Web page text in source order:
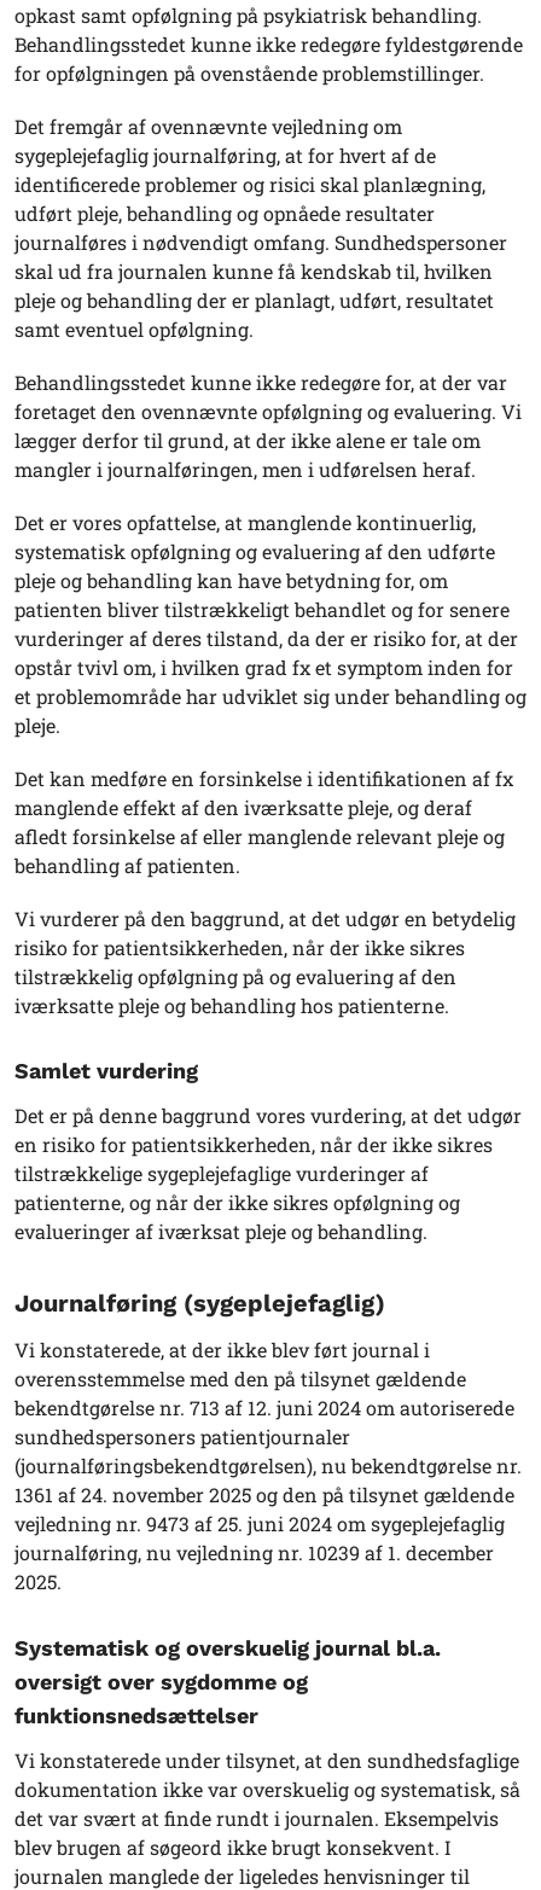
opkast samt opfølgning på psykiatrisk behandling.
Behandlingsstedet kunne ikke redegøre fyldestgørende
for opfølgningen på ovenstående problemstillinger.
Det fremgår af ovennævnte vejledning om
sygeplejefaglig journalføring, at for hvert af de
identificerede problemer og risici skal planlægning,
udført pleje, behandling og opnåede resultater
journalføres i nødvendigt omfang. Sundhedspersoner
skal ud fra journalen kunne få kendskab til, hvilken
pleje og behandling der er planlagt, udført, resultatet
samt eventuel opfølgning.
Behandlingsstedet kunne ikke redegøre for, at der var
foretaget den ovennævnte opfølgning og evaluering. Vi
lægger derfor til grund, at der ikke alene er tale om
mangler i journalføringen, men i udførelsen heraf.
Det er vores opfattelse, at manglende kontinuerlig,
systematisk opfølgning og evaluering af den udførte
pleje og behandling kan have betydning for, om
patienten bliver tilstrækkeligt behandlet og for senere
vurderinger af deres tilstand, da der er risiko for, at der
opstår tvivl om, i hvilken grad fx et symptom inden for
et problemområde har udviklet sig under behandling og
pleje.
Det kan medføre en forsinkelse i identifikationen af fx
manglende effekt af den iværksatte pleje, og deraf
afledt forsinkelse af eller manglende relevant pleje og
behandling af patienten.
Vi vurderer på den baggrund, at det udgør en betydelig
risiko for patientsikkerheden, når der ikke sikres
tilstrækkelig opfølgning på og evaluering af den
iværksatte pleje og behandling hos patienterne.
Samlet vurdering
Det er på denne baggrund vores vurdering, at det udgør
en risiko for patientsikkerheden, når der ikke sikres
tilstrækkelige sygeplejefaglige vurderinger af
patienterne, og når der ikke sikres opfølgning og
evalueringer af iværksat pleje og behandling.
Journalføring (sygeplejefaglig)
Vi konstaterede, at der ikke blev ført journal i
overensstemmelse med den på tilsynet gældende
bekendtgørelse nr. 713 af 12. juni 2024 om autoriserede
sundhedspersoners patientjournaler
(journalføringsbekendtgørelsen), nu bekendtgørelse nr.
1361 af 24. november 2025 og den på tilsynet gældende
vejledning nr. 9473 af 25. juni 2024 om sygeplejefaglig
journalføring, nu vejledning nr. 10239 af 1. december
2025.
Systematisk og overskuelig journal bl.a.
oversigt over sygdomme og
funktionsnedsættelser
Vi konstaterede under tilsynet, at den sundhedsfaglige
dokumentation ikke var overskuelig og systematisk, så
det var svært at finde rundt i journalen. Eksempelvis
blev brugen af søgeord ikke brugt konsekvent. I
journalen manglede der ligeledes henvisninger til